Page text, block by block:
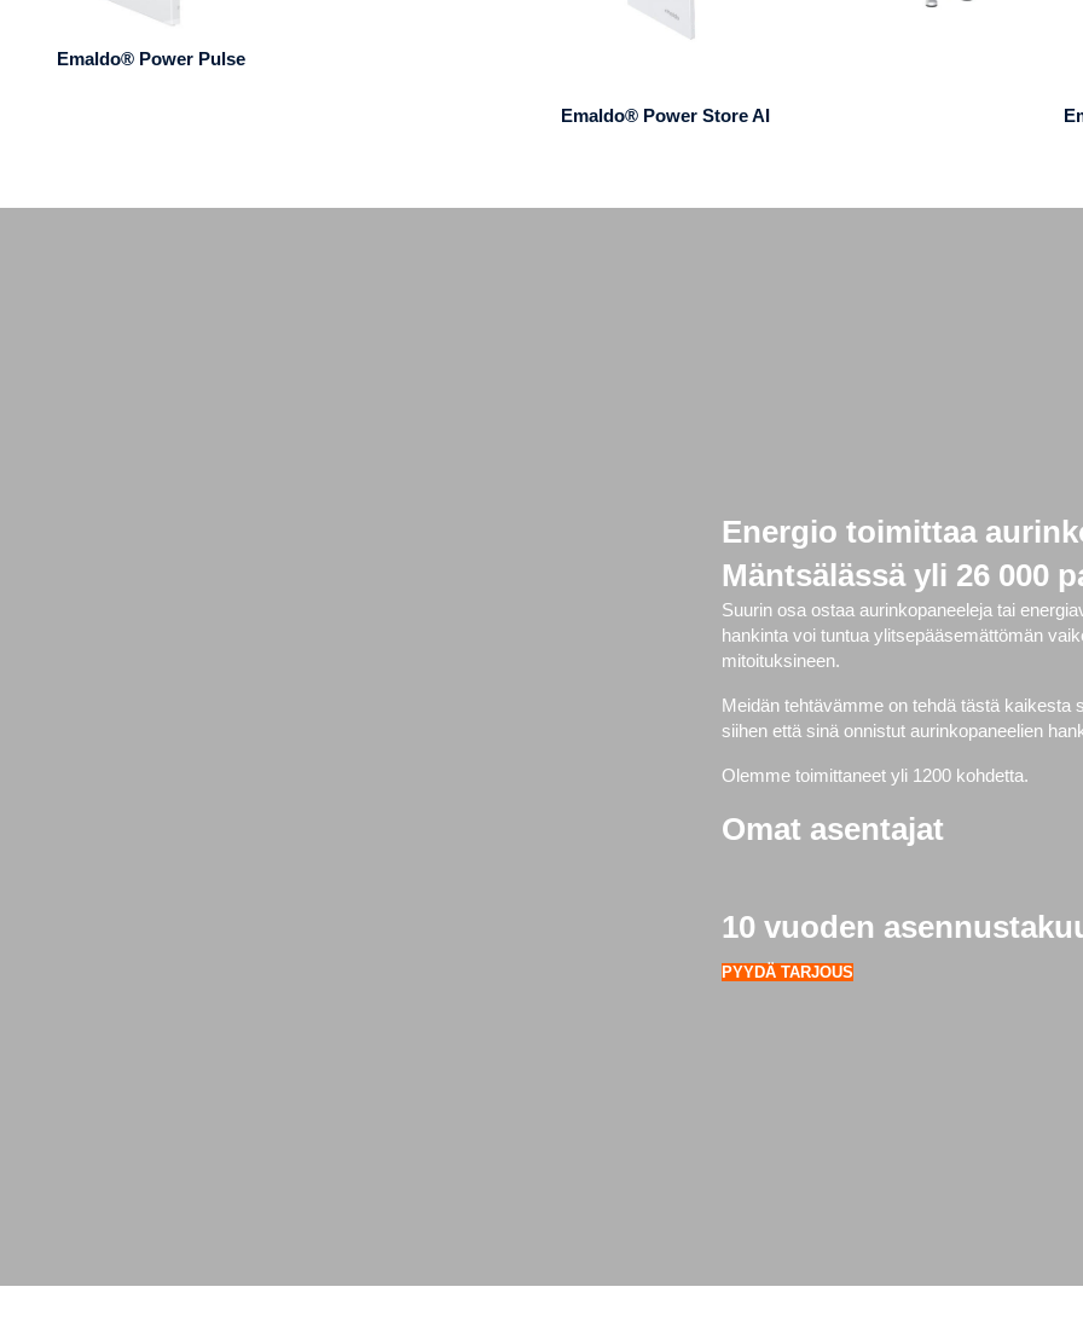
Emaldo® Power Pulse
Emaldo® Power Store AI
Energio toimittaa
Mäntsälässä yli 26 000
Suurin osa ostaa aurinkopaneeleja tai
hankinta voi tuntua ylitsepääsemättömän
mitoituksineen.
Meidän tehtävämme on tehdä tästä kaikesta
siihen että sinä onnistut aurinkopaneelien
Olemme toimittaneet yli 1200 kohdetta.
Omat asentajat
10 vuoden
PYYDÄ TARJOUS